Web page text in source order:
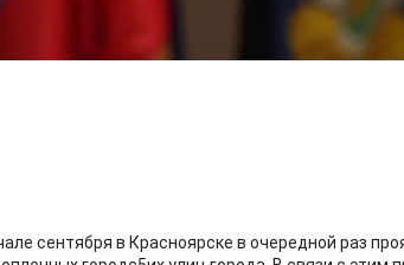
сентября в Красноярске в очередной раз